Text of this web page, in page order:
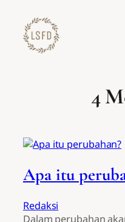
konten
4
Apa itu
Redaksi
Dalam perubahan